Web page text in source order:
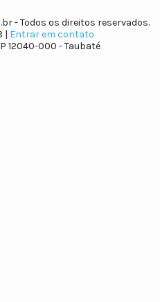
- Todos os direitos reservados.
| Entrar em contato
12040-000 - Taubaté